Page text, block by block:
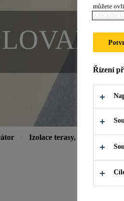
Izolace terasy, podlahy
můžete
ZÁSADY
Řízení